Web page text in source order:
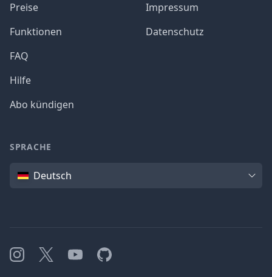
Preise
Funktionen
FAQ
Hilfe
Abo kündigen
Impressum
Datenschutz
SPRACHE
SpracheDeutsch
Instagram
X YouTubeGitHub